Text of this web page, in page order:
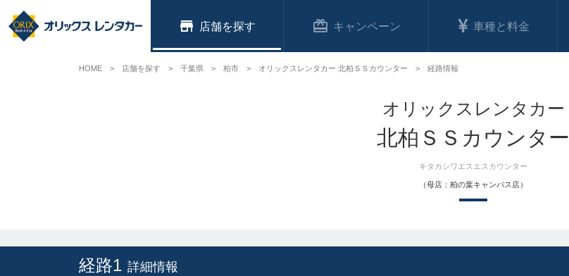
店舗 キャンペーン 車種と料金
オリックスレンタカー
北柏ＳＳカウンター
キタカシワエスエスカウンター
（母店：柏の葉キャンパス店）
経路1 詳細情報
HOME 店舗を探す 千葉県 柏市 オリックスレンタカー 北柏ＳＳカウンター 経路情報